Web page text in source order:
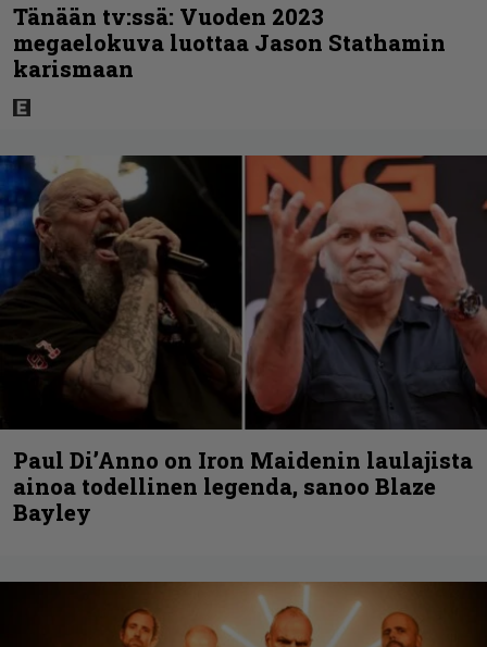
Tänään tv:ssä: Vuoden 2023
megaelokuva luottaa Jason Stathamin
karismaan
Paul Di’Anno on Iron Maidenin laulajista
ainoa todellinen legenda, sanoo Blaze
Bayley